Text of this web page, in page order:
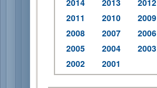
2014
2013
2012
2011
2010
2009
2008
2007
2006
2005
2004
2003
2002
2001